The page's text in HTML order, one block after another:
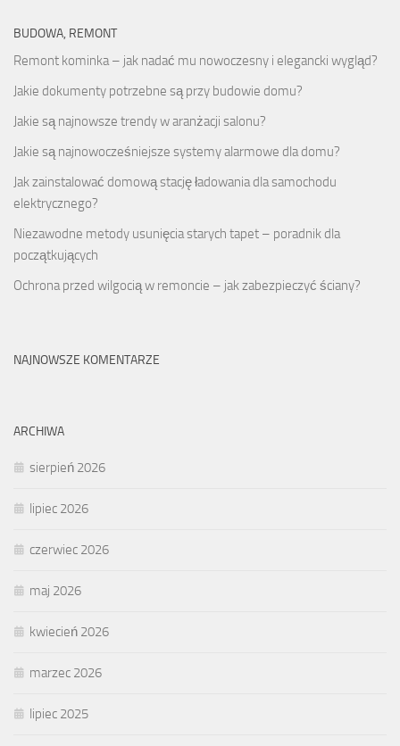
BUDOWA, REMONT
Remont kominka – jak nadać mu nowoczesny i elegancki wygląd?
Jakie dokumenty potrzebne są przy budowie domu?
Jakie są najnowsze trendy w aranżacji salonu?
Jakie są najnowocześniejsze systemy alarmowe dla domu?
Jak zainstalować domową stację ładowania dla samochodu
elektrycznego?
Niezawodne metody usunięcia starych tapet – poradnik dla
początkujących
Ochrona przed wilgocią w remoncie – jak zabezpieczyć ściany?
NAJNOWSZE KOMENTARZE
ARCHIWA
sierpień 2026
lipiec 2026
czerwiec 2026
maj 2026
kwiecień 2026
marzec 2026
lipiec 2025